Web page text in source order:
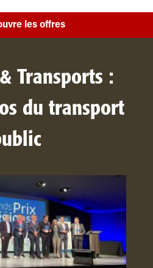
les offres
Transports :
du transport